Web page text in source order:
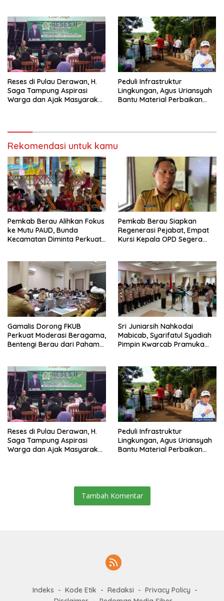
Reses di Pulau Derawan, H.
Saga Tampung Aspirasi
Warga dan Ajak Masyarakat
Peduli Infrastruktur
Lingkungan, Agus Uriansyah
Bantu Material Perbaikan
Rekomendasi untuk kamu
Pemkab Berau Alihkan Fokus
ke Mutu PAUD, Bunda
Kecamatan Diminta Perkuat
Pemkab Berau Siapkan
Regenerasi Pejabat, Empat
Kursi Kepala OPD Segera
Gamalis Dorong FKUB
Perkuat Moderasi Beragama,
Bentengi Berau dari Paham
Sri Juniarsih Nahkodai
Mabicab, Syarifatul Syadiah
Pimpin Kwarcab Pramuka
Reses di Pulau Derawan, H.
Saga Tampung Aspirasi
Warga dan Ajak Masyarakat
Peduli Infrastruktur
Lingkungan, Agus Uriansyah
Bantu Material Perbaikan
Tambah Komentar
Indeks Kode Etik Redaksi
Privacy Policy